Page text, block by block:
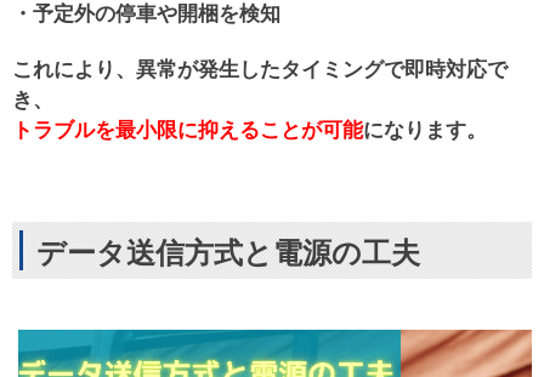
・予定外の停車や開梱を検知
これにより、異常が発生したタイミングで即時対応で
き、
トラブルを最小限に抑えることが可能になります。
データ送信方式と電源の工夫